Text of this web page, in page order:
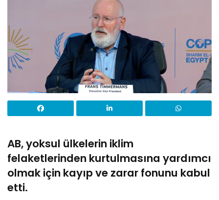
AB, yoksul ülkelerin iklim
felaketlerinden kurtulmasına yardımcı
olmak için kayıp ve zarar fonunu kabul
etti.